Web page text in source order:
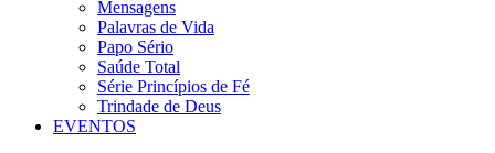
Mensagens
Palavras de Vida
Papo Sério
Saúde Total
Série Princípios de Fé
Trindade de Deus
EVENTOS